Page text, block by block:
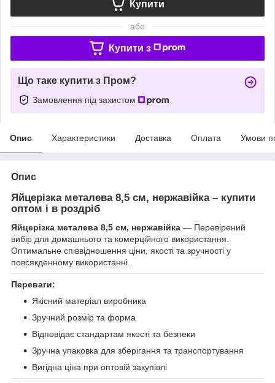
Купити
або
Купити з
Що таке купити з Пром?
Замовлення під захистом
Опис Характеристики Доставка Оплата Умови
Опис
Яйцерізка металева 8,5 см, нержавійка – купити
оптом і в роздріб
Яйцерізка металева 8,5 см, нержавійка — Перевірений
вибір для домашнього та комерційного використання.
Оптимальне співвідношення ціни, якості та зручності у
повсякденному використанні..
Переваги:
Якісний матеріал виробника
Зручний розмір та форма
Відповідає стандартам якості та безпеки
Зручна упаковка для зберігання та транспортування
Вигідна ціна при оптовій закупівлі